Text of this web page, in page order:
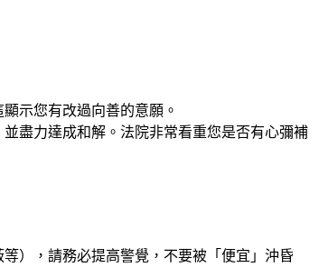
示您有改過向善的意願。
盡力達成和解。法院非常看重您是否有心彌補
），請務必提高警覺，不要被「便宜」沖昏